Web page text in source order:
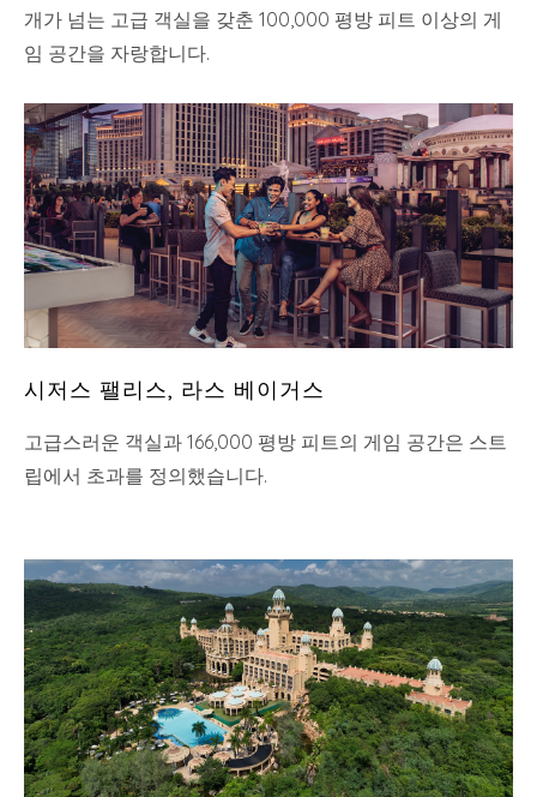
개가 넘는 고급 객실을 갖춘 100,000 평방 피트 이상의 게
임 공간을 자랑합니다.
시저스 팰리스, 라스 베이거스
고급스러운 객실과 166,000 평방 피트의 게임 공간은 스트
립에서 초과를 정의했습니다.